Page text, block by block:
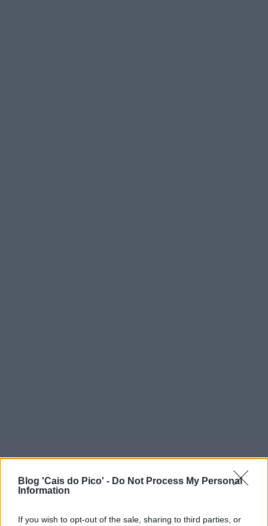
Blog 'Cais do Pico' - Do Not Process My Personal
Information
If you wish to opt-out of the sale, sharing to third parties, or